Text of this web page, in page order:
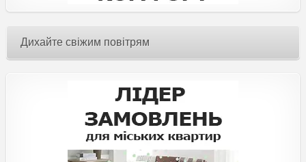
Дихайте свіжим повітрям